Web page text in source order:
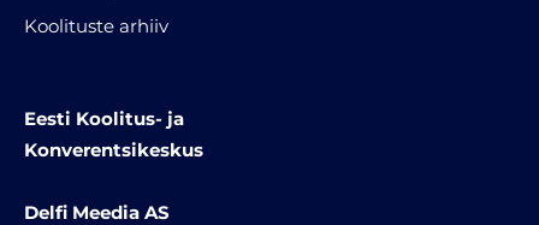
Koolituste arhiiv
Eesti Koolitus- ja
Konverentsikeskus
Delfi Meedia AS